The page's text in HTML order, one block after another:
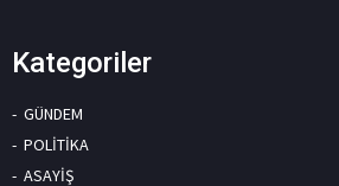
Kategoriler
GÜNDEM
POLİTİKA
ASAYİŞ